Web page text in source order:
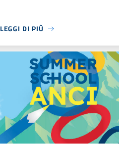
LEGGI DI PIÙ